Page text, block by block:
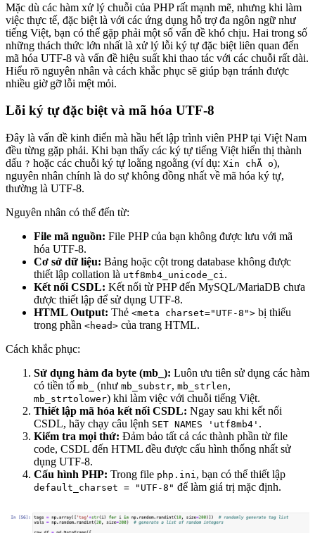
Mặc dù các hàm xử lý chuỗi của PHP rất mạnh mẽ, nhưng khi làm
việc thực tế, đặc biệt là với các ứng dụng hỗ trợ đa ngôn ngữ như
tiếng Việt, bạn có thể gặp phải một số vấn đề khó chịu. Hai trong số
những thách thức lớn nhất là xử lý lỗi ký tự đặc biệt liên quan đến
mã hóa UTF-8 và vấn đề hiệu suất khi thao tác với các chuỗi rất dài.
Hiểu rõ nguyên nhân và cách khắc phục sẽ giúp bạn tránh được
nhiều giờ gỡ lỗi mệt mỏi.
Lỗi ký tự đặc biệt và mã hóa UTF-8
Đây là vấn đề kinh điển mà hầu hết lập trình viên PHP tại Việt Nam
đều từng gặp phải. Khi bạn thấy các ký tự tiếng Việt hiển thị thành
dấu ? hoặc các chuỗi ký tự loằng ngoằng (ví dụ: Xin chÃ o),
nguyên nhân chính là do sự không đồng nhất về mã hóa ký tự,
thường là UTF-8.
Nguyên nhân có thể đến từ:
File mã nguồn: File PHP của bạn không được lưu với mã
hóa UTF-8.
Cơ sở dữ liệu: Bảng hoặc cột trong database không được
thiết lập collation là utf8mb4_unicode_ci.
Kết nối CSDL: Kết nối từ PHP đến MySQL/MariaDB chưa
được thiết lập để sử dụng UTF-8.
HTML Output: Thẻ <meta charset="UTF-8"> bị thiếu
trong phần <head> của trang HTML.
Cách khắc phục:
Sử dụng hàm đa byte (mb_): Luôn ưu tiên sử dụng các hàm
có tiền tố mb_ (như mb_substr, mb_strlen,
mb_strtolower) khi làm việc với chuỗi tiếng Việt.
Thiết lập mã hóa kết nối CSDL: Ngay sau khi kết nối
CSDL, hãy chạy câu lệnh SET NAMES 'utf8mb4' .
Kiểm tra mọi thứ: Đảm bảo tất cả các thành phần từ file
code, CSDL đến HTML đều được cấu hình thống nhất sử
dụng UTF-8.
Cấu hình PHP: Trong file php.ini, bạn có thể thiết lập
default_charset = "UTF-8" để làm giá trị mặc định.